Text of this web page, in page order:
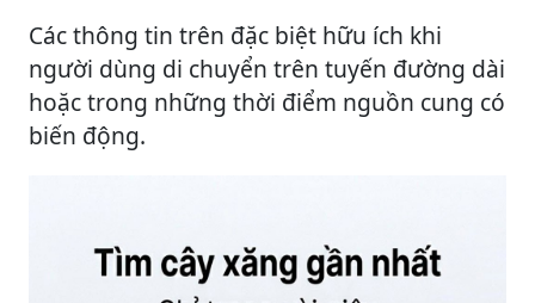
Các thông tin trên đặc biệt hữu ích khi
người dùng di chuyển trên tuyến đường dài
hoặc trong những thời điểm nguồn cung có
biến động.